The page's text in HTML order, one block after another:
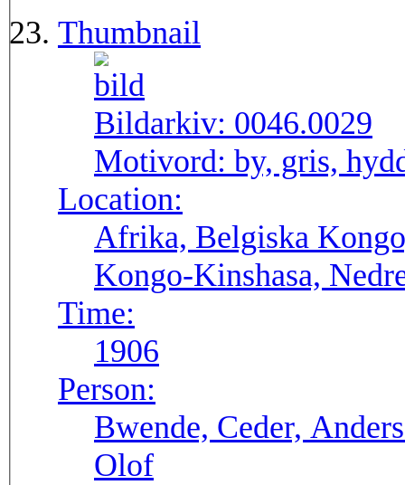
Thumbnail
Bildarkiv: 0046.0029
Motivord: by, gris,
Location:
Afrika, Belgiska
Kongo-Kinshasa,
Time:
1906
Person:
Bwende, Ceder,
Olof